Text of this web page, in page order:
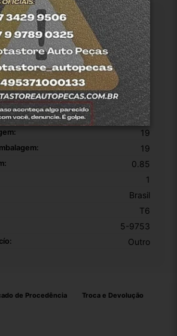
JAC
5608500U1510
Rotasuljoinville
Carro/Caminhonete
10
19
19
0.85
1
Brasil
T6
5-9753
Outro
de Procedência Troca e Devolução